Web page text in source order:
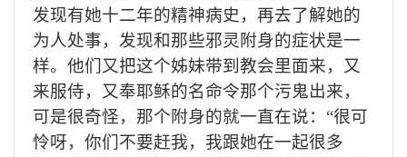
发现有她十二年的精神病史，再去了解她的
为人处事，发现和那些邪灵附身的症状是一
样。他们又把这个姊妹带到教会里面来，又
来服侍，又奉耶稣的名命令那个污鬼出来，
可是很奇怪，那个附身的就一直在说：“很可
怜呀，你们不要赶我，我跟她在一起很多